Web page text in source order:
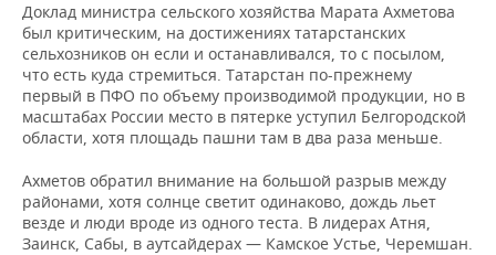
Доклад министра сельского хозяйства Марата Ахметова
был критическим, на достижениях татарстанских
сельхозников он если и останавливался, то с посылом,
что есть куда стремиться. Татарстан по-прежнему
первый в ПФО по объему производимой продукции, но в
масштабах России место в пятерке уступил Белгородской
области, хотя площадь пашни там в два раза меньше.
Ахметов обратил внимание на большой разрыв между
районами, хотя солнце светит одинаково, дождь льет
везде и люди вроде из одного теста. В лидерах Атня,
Заинск, Сабы, в аутсайдерах — Камское Устье, Черемшан.